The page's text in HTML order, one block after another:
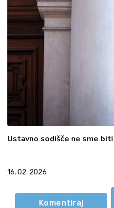
Ustavno sodišče ne sme
16. 02. 2026
Komentiraj